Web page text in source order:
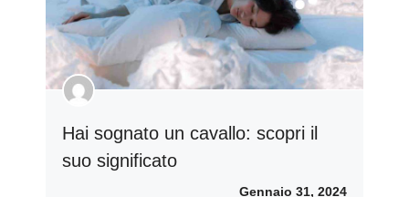
Hai sognato un cavallo: scopri il
suo significato
Gennaio 31, 2024